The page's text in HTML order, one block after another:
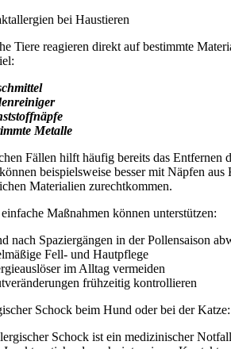
bei Haustieren
Tiere reagieren direkt auf bestimmte
Metalle
Fällen hilft häufig bereits das Entfernen
beispielsweise besser mit Näpfen aus
Materialien zurechtkommen.
Maßnahmen können unterstützen:
nach Spaziergängen in der Pollensaison
Fell- und Hautpflege
im Alltag vermeiden
frühzeitig kontrollieren
Schock beim Hund oder bei der
Schock ist ein medizinischer